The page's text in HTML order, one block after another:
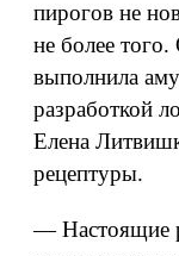
пирогов не
не более
выполнила
разработкой
Елена
рецептуры.
— Настоящие